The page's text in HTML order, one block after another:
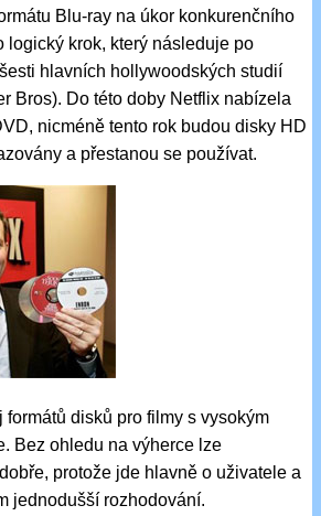
Blu-ray na úkor konkurenčního
logický krok, který následuje po
hlavních hollywoodských studií
Bros). Do této doby Netflix nabízela
nicméně tento rok budou disky HD
a přestanou se používat.
formátů disků pro filmy s vysokým
Bez ohledu na výherce lze
protože jde hlavně o uživatele a
jednodušší rozhodování.